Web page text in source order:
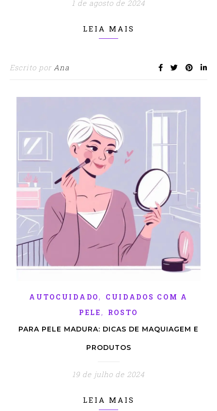
1 de agosto de 2024
LEIA MAIS
Escrito por Ana
AUTOCUIDADO ,
CUIDADOS COM A
PELE , ROSTO
PARA PELE MADURA: DICAS DE MAQUIAGEM E
PRODUTOS
19 de julho de 2024
LEIA MAIS